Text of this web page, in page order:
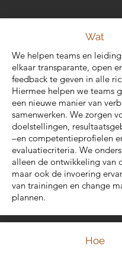
Wat
We helpen teams en
elkaar transparante, open
feedback te geven in alle
Hiermee helpen we teams
een nieuwe manier van
samenwerken. We zorgen
doelstellingen,
–en competentieprofielen
evaluatiecriteria. We
alleen de ontwikkeling van
maar ook de invoering
van trainingen en change
plannen.
Hoe